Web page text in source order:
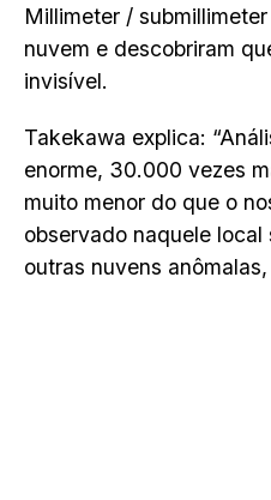
Millimeter /
nuvem e descobriram
invisível.
Takekawa explica:
enorme, 30.000 vezes
muito menor do que o
observado naquele
outras nuvens